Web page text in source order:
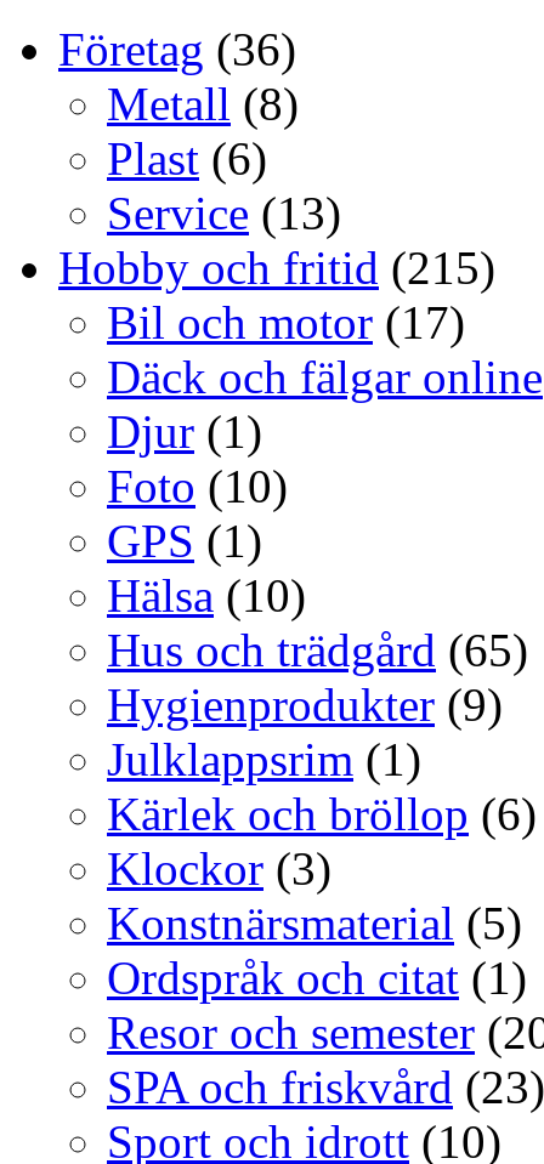
Företag (36)
Metall (8)
Plast (6)
Service (13)
Hobby och fritid (215)
Bil och motor (17)
Däck och fälgar online
Djur (1)
Foto (10)
GPS (1)
Hälsa (10)
Hus och trädgård (65)
Hygienprodukter (9)
Julklappsrim (1)
Kärlek och bröllop (6)
Klockor (3)
Konstnärsmaterial (5)
Ordspråk och citat (1)
Resor och semester
SPA och friskvård (23)
Sport och idrott (10)